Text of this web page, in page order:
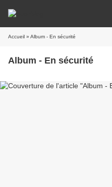
Accueil » Album - En sécurité
Album - En sécurité